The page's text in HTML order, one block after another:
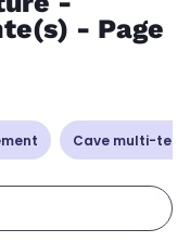
- Page
Cave multi-